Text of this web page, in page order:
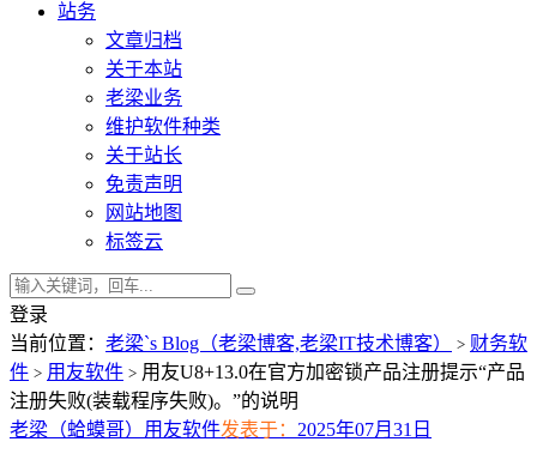
站务
文章归档
关于本站
老梁业务
维护软件种类
关于站长
免责声明
网站地图
标签云
登录
当前位置： 老梁`s Blog（老梁博客,老梁IT技术博客） > 财务软
件 > 用友软件 > 用友U8+13.0在官方加密锁产品注册提示“产品
注册失败(装载程序失败)。”的说明
老梁（蛤蟆哥） 用友软件发表于： 2025年07月31日